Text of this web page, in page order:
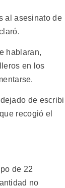
al asesinato de
hablaran,
en los
de
recogió el
de 22
no